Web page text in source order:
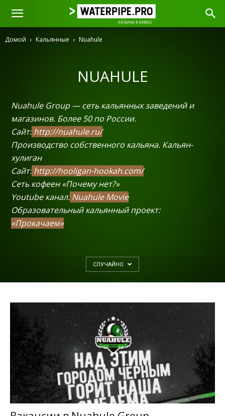
Домой Кальянные Nuahule
NUAHULE
Nuahule Group — сеть кальянных заведений и
магазинов. Более 50 по России.
Сайт: http://nuahule.ru/
Производство собственного кальяна. Кальян-
хулиган
Сайт: http://hooligan-hookah.com/
Cеть кофеен «Почему нет?»
Youtube канал: Nuahule Movie
Образовательный кальянный проект:
«Прокачаем»
СЛУЧАЙНО